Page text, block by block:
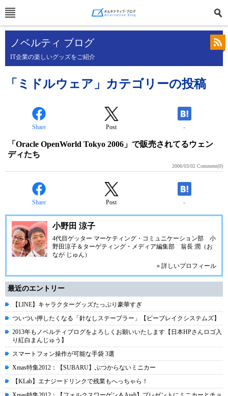
ノベルティ ブログ
IT企業の楽しいグッズをご紹介
「ミドルウェア」カテゴリーの投稿
Share Post -
「Oracle OpenWorld Tokyo 2006」で販売されてるウェン
ディたち
2006/03/02 Comment(0)
Share Post -
小野田 涼子
4代目ゲッター マーケティング・コミュニケーション部 小
野田涼子＆ターゲティング・メディア編集部 翁長 潤（お
なが じゅん）
» 詳しいプロフィール
最近のエントリー
【LINE】キャラクターグッズたっぷり豪華すぎ
ついつい押したくなる「針なしステープラー」【ビーブレイクシステムズ】
2013年もノベルティブログをよろしくお願いいたします【日本HPさんロゴ入
り紅白まんじゅう】
スマートフォン操作が可能な手袋 3選
Xmas特集2012：【SUBARU】ぶつからないミニカー
【KLab】エナジードリンクで残業もへっちゃら！